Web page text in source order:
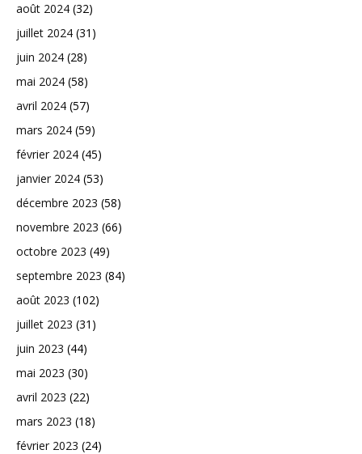
août 2024 (32)
juillet 2024 (31)
juin 2024 (28)
mai 2024 (58)
avril 2024 (57)
mars 2024 (59)
février 2024 (45)
janvier 2024 (53)
décembre 2023 (58)
novembre 2023 (66)
octobre 2023 (49)
septembre 2023 (84)
août 2023 (102)
juillet 2023 (31)
juin 2023 (44)
mai 2023 (30)
avril 2023 (22)
mars 2023 (18)
février 2023 (24)